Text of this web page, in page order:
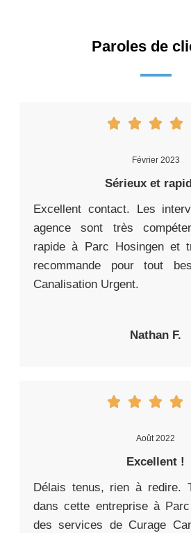
Paroles de
Février 2023
Sérieux et
Excellent contact. Les
agence sont très
rapide à Parc Hosingen et
recommande pour tout
Canalisation Urgent.
Nathan F.
Août 2022
Excellent !
Délais tenus, rien à redire.
dans cette entreprise à
des services de Curage